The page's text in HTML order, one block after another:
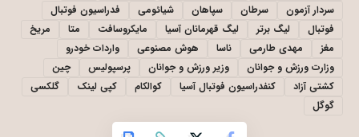
سردار آزمون
سرطان سپاهان شیائومی
فدراسیون فوتبال
فوتبال
لیگ برتر لیگ قهرمانان آسیا مایکروسافت متا
مریخ
مغز
مهدی طارمی ناسا هوش مصنوعی
واردات خودرو
وزارت ورزش و جوانان
وزیر ورزش و جوانان پرسپولیس
چین
کشتی آزاد
کنفدراسیون فوتبال آسیا کوالکام کپی لینک
گلکسی
گوگل